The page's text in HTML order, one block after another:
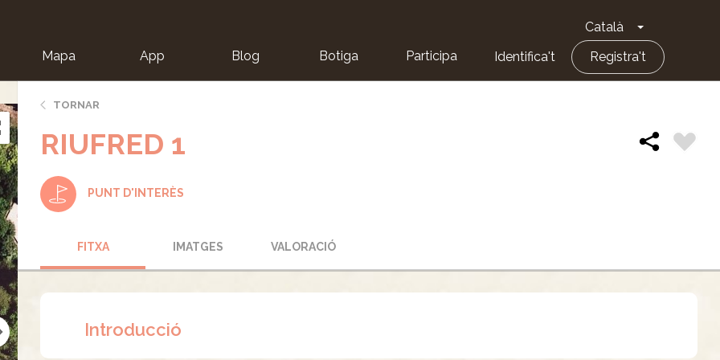
Català Toggle
Mapa App Blog Botiga Participa Identifica't Registra't
TORNAR
RIUFRED 1
PUNT D'INTERÈS
FITXA IMATGES VALORACIÓ
Introducció